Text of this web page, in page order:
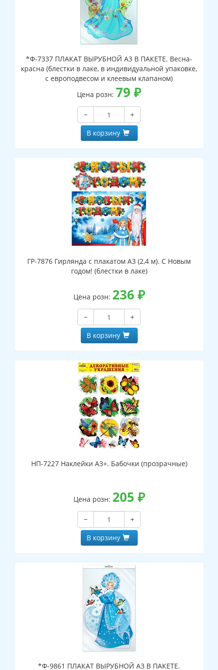
*Ф-7337 ПЛАКАТ ВЫРУБНОЙ А3 В ПАКЕТЕ. Весна-
красна (блестки в лаке, в индивидуальной упаковке,
с европодвесом и клеевым клапаном)
Цена розн: 79 ₽
−
+
В корзину
ГР-7876 Гирлянда с плакатом А3 (2,4 м). С Новым
годом! (блестки в лаке)
Цена розн: 236 ₽
−
+
В корзину
НП-7227 Наклейки А3+. Бабочки (прозрачные)
Цена розн: 205 ₽
−
+
В корзину
*Ф-9861 ПЛАКАТ ВЫРУБНОЙ А3 В ПАКЕТЕ.